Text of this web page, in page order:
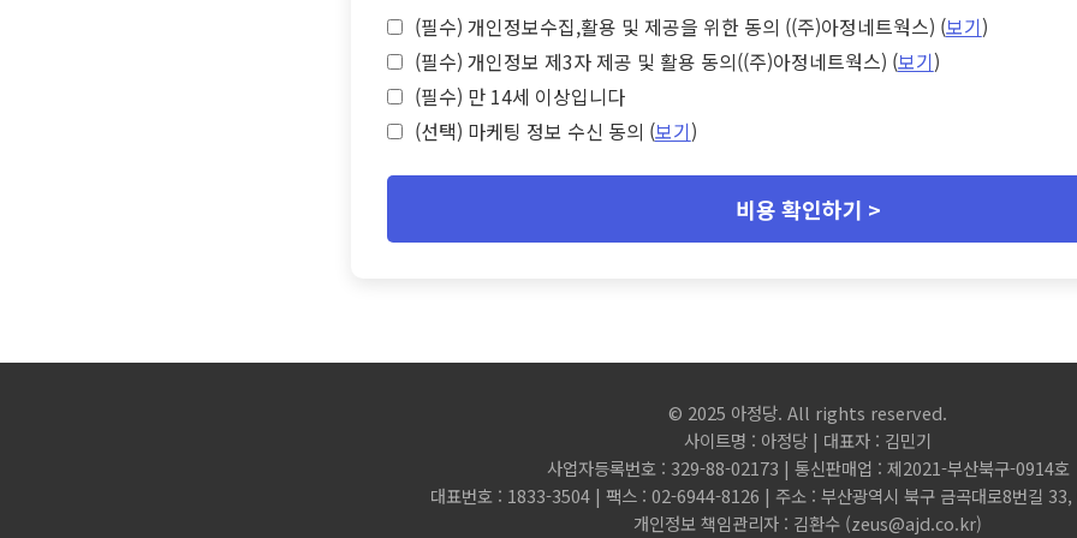
(필수) 개인정보수집,활용 및 제공을 위한 동의 ((주)아정네트웍스) (보기)
(필수) 개인정보 제3자 제공 및 활용 동의((주)아정네트웍스) (보기)
(필수) 만 14세 이상입니다
(선택) 마케팅 정보 수신 동의 (보기)
비용 확인하기 >
© 2025 아정당. All rights reserved.
사이트명 : 아정당 | 대표자 : 김민기
사업자등록번호 : 329-88-02173 | 통신판매업 : 제2021-부산북구-0914호
대표번호 : 1833-3504 | 팩스 : 02-6944-8126 | 주소 : 부산광역시 북구 금곡대로8번길 33,
개인정보 책임관리자 : 김환수 (zeus@ajd.co.kr)